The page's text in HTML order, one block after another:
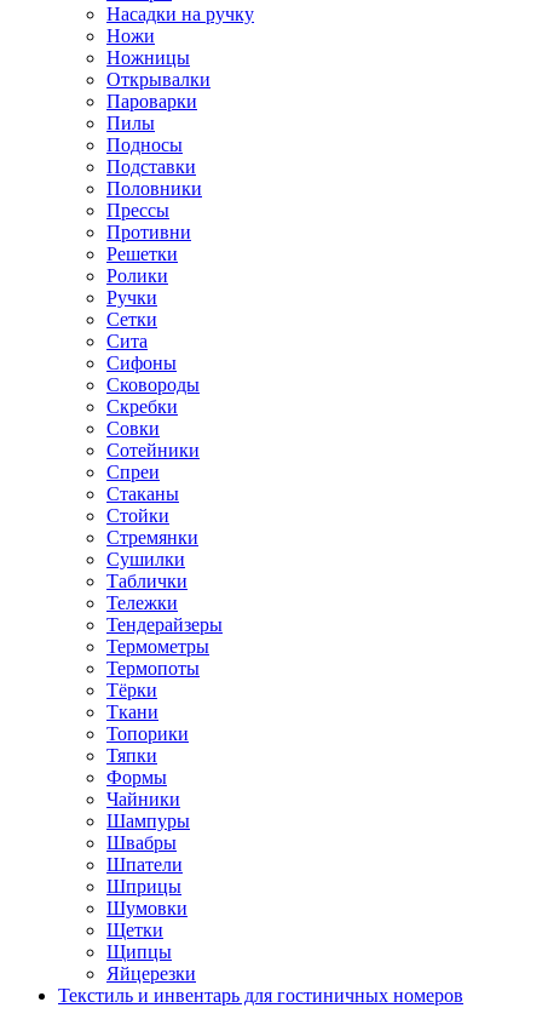
Насадки на ручку
Ножи
Ножницы
Открывалки
Пароварки
Пилы
Подносы
Подставки
Половники
Прессы
Противни
Решетки
Ролики
Ручки
Сетки
Сита
Сифоны
Сковороды
Скребки
Совки
Сотейники
Спреи
Стаканы
Стойки
Стремянки
Сушилки
Таблички
Тележки
Тендерайзеры
Термометры
Термопоты
Тёрки
Ткани
Топорики
Тяпки
Формы
Чайники
Шампуры
Швабры
Шпатели
Шприцы
Шумовки
Щетки
Щипцы
Яйцерезки
Текстиль и инвентарь для гостиничных номеров